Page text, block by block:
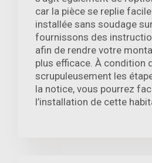
car la pièce se replie
installée sans soudage
fournissons des
afin de rendre votre
plus efficace. À condition
scrupuleusement les
la notice, vous pourrez
l’installation de cette